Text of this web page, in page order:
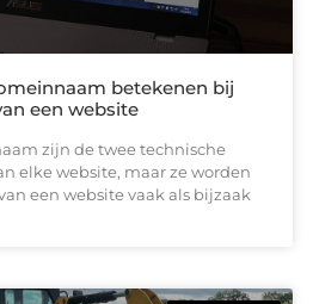
betekenen bij
een website
zijn de twee technische
elke website, maar ze worden
een website vaak als bijzaak